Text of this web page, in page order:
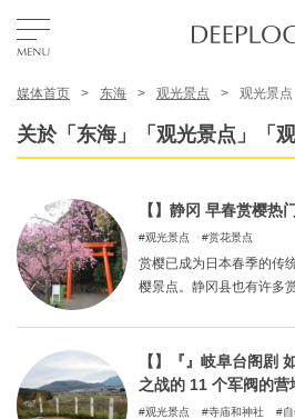
区域
简体中文
媒体首页 东海 观光景点 观光景点
关於「东海」「观光景点」「
【】静冈 早春赏樱热
观光景点 赏花景点
赏樱已成为日本春季的传
樱景点。静冈县也有许多
静冈浅间神社、日本平梦
【】『』岐阜台阁剧
之战的 11 个军阀的营
观光景点 寺庙和神社